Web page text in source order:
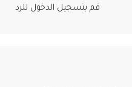
قم بتسجيل الدخول للرد